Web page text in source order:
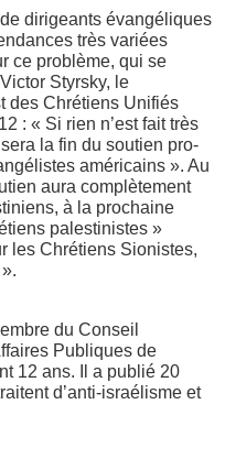
dirigeants évangéliques
très variées
ce problème, qui se
Styrsky, le
des Chrétiens Unifiés
: « Si rien n’est fait très
la fin du soutien pro-
américains ». Au
aura complètement
à la prochaine
palestinistes »
les Chrétiens Sionistes,
du Conseil
Publiques de
12 ans. Il a publié 20
d’anti-israélisme et